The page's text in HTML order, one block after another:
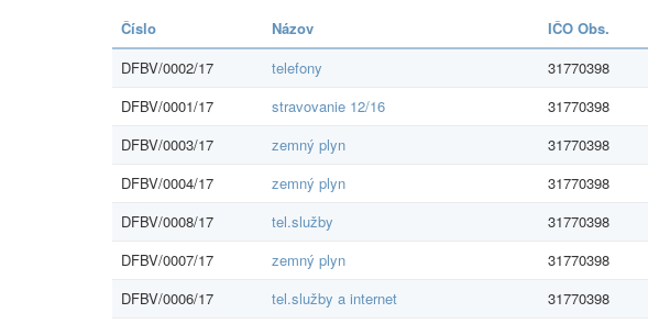
Číslo
Názov IČO Obs.
DFBV/0002/17
telefony 31770398
DFBV/0001/17
stravovanie 12/16 31770398
DFBV/0003/17
zemný plyn 31770398
DFBV/0004/17
zemný plyn 31770398
DFBV/0008/17
tel.služby 31770398
DFBV/0007/17
zemný plyn 31770398
DFBV/0006/17
tel.služby a internet 31770398